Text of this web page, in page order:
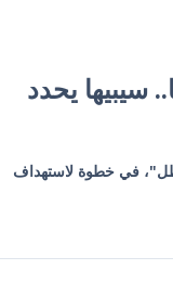
سيبيها يحدد
و6 سفن من "أسطول الظل"، في خطوة لاستهداف